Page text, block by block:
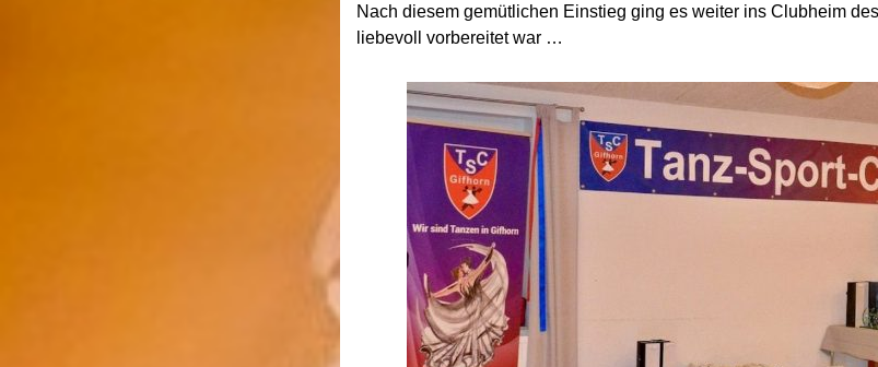
Nach diesem gemütlichen Einstieg ging es weiter ins Clubheim
liebevoll vorbereitet war …